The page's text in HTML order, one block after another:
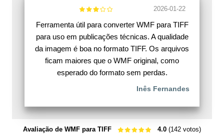
2026-01-22
Ferramenta útil para converter WMF para TIFF
para uso em publicações técnicas. A qualidade
da imagem é boa no formato TIFF. Os arquivos
ficam maiores que o WMF original, como
esperado do formato sem perdas.
Inês Fernandes
Avaliação de WMF para TIFF 4.0 (142 votos)